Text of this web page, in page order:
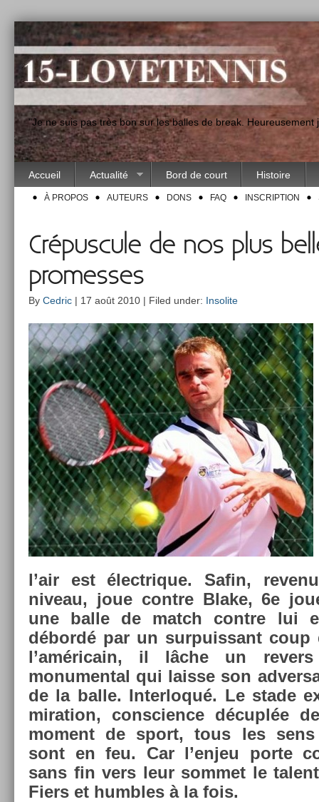
"Je ne suis pas très bon sur les balles de break.
Accueil Actualité Bord de court Histoire
À PROPOS AUTEURS DONS FAQ INSCRIPTION
Crépuscule de nos plus
promesses
By Cedric | 17 août 2010 | Filed under: Insolite
l’air est électrique. Safin,
niveau, joue con­tre Blake, 6e
une balle de match con­tre lui
débordé par un sur­puis­sant coup
l’américain, il lâche un
monument­al qui lais­se son
de la balle. In­ter­loqué. Le stade
mira­tion, con­sci­ence décuplée
mo­ment de sport, tous les sens
sont en feu. Car l’enjeu porte
sans fin vers leur som­met le
Fiers et humbles à la fois.